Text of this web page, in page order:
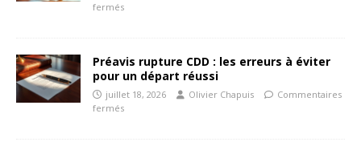
fermés
Préavis rupture CDD : les erreurs à éviter
pour un départ réussi
juillet 18, 2026 Olivier Chapuis
Commentaires
fermés